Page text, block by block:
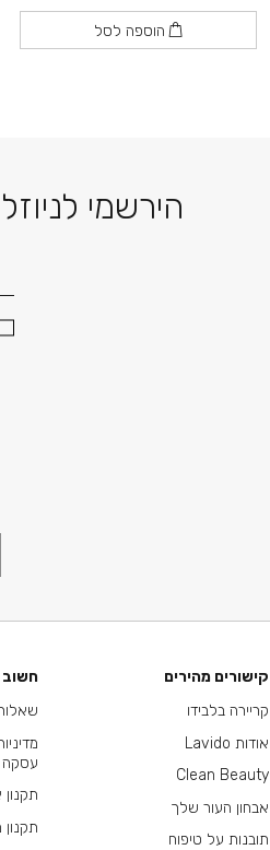
הוספה לסל
הירשמי
קישורים מהירים
קריירה בלבידו
אודות Lavido
Clean Beauty
אבחון העור שלך
תובנות על טיפוח
עסקה
תקנון